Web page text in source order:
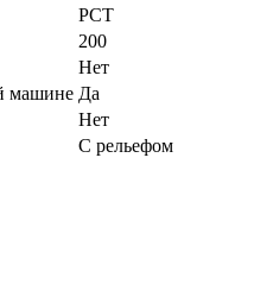
РСТ
200
Нет
машине Да
Нет
С рельефом